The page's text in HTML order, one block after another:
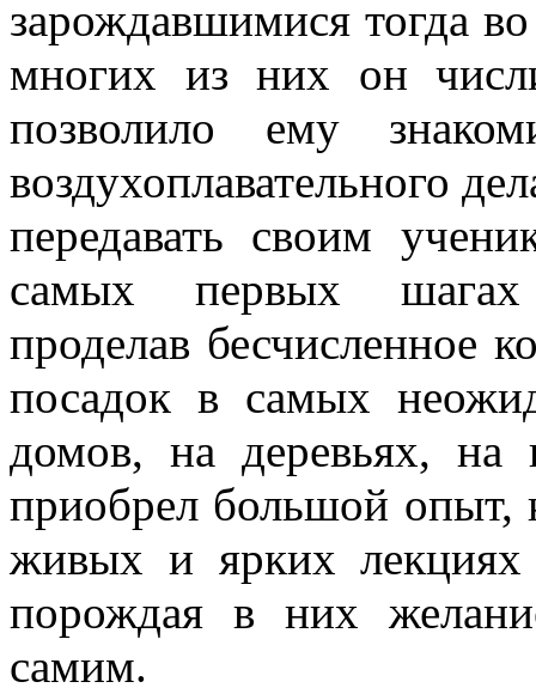
зарождавшимися тогда
многих из них он
позволило ему
воздухоплавательного
передавать своим
самых первых шагах
проделав бесчисленное
посадок в самых
домов, на деревьях,
приобрел большой опыт,
живых и ярких лекциях
порождая в них
самим.